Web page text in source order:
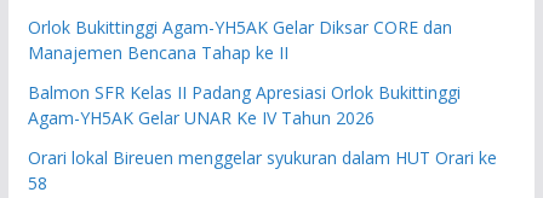
Orlok Bukittinggi Agam-YH5AK Gelar Diksar CORE dan
Manajemen Bencana Tahap ke II
Balmon SFR Kelas II Padang Apresiasi Orlok Bukittinggi
Agam-YH5AK Gelar UNAR Ke IV Tahun 2026
Orari lokal Bireuen menggelar syukuran dalam HUT Orari ke
58